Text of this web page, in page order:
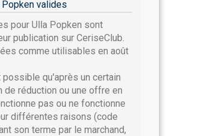
valides
pour Ulla Popken sont
publication sur CeriseClub.
comme utilisables en août
qu'après un certain
de réduction ou une offre en
pas ou ne fonctionne
différentes raisons (code
son terme par le marchand,